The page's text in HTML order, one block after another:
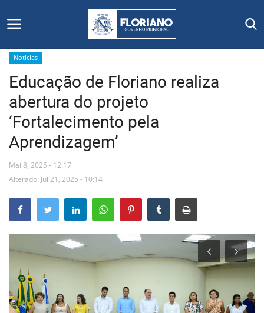
Início
Editais
Floriano
Secretarias e Órgãos
Mural de Licitações
Vídeos
Webmail
Notícias
Educação de Floriano realiza
abertura do projeto
‘Fortalecimento pela
Aprendizagem’
Mai 8, 2025 - 12:17
Alterado: Jul 21, 2025 - 10:14